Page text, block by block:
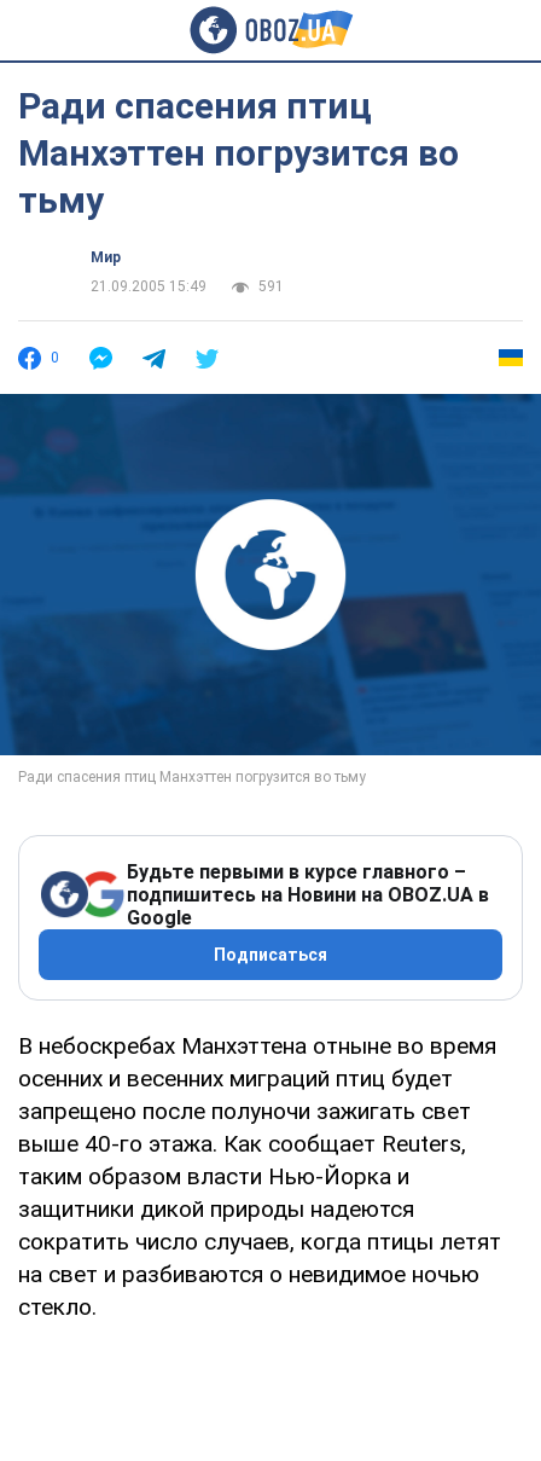
Ради спасения птиц
Манхэттен погрузится во
тьму
Мир
21.09.2005 15:49
591
0
Будьте первыми в курсе главного –
подпишитесь на Новини на OBOZ.UA в
Google
Подписаться
В небоскребах Манхэттена отныне во время
осенних и весенних миграций птиц будет
запрещено после полуночи зажигать свет
выше 40-го этажа. Как сообщает Reuters,
таким образом власти Нью-Йорка и
защитники дикой природы надеются
сократить число случаев, когда птицы летят
на свет и разбиваются о невидимое ночью
стекло.